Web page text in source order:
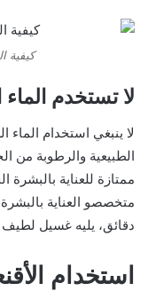
كيفية
لا تستخدم
لا ينبغي استخدام
الطبيعية والرطوبة من
ممتازة للعناية بالبشرة
دقائق، يليه غسيل
استخدام